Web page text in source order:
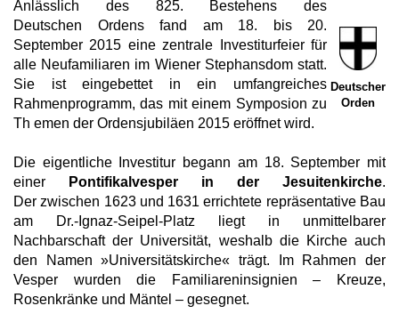
Anlässlich des 825. Bestehens des
Deutschen Ordens fand am 18. bis 20.
September 2015 eine zentrale Investiturfeier für
alle Neufamiliaren im Wiener Stephansdom statt.
Sie ist eingebettet in ein umfangreiches
Rahmenprogramm, das mit einem Symposion zu
Th emen der Ordensjubiläen 2015 eröffnet wird.
Deutscher
Orden
Die eigentliche Investitur begann am 18. September mit
einer
Pontifikalvesper in der Jesuitenkirche.
Der zwischen 1623 und 1631 errichtete repräsentative Bau
am Dr.-Ignaz-Seipel-Platz liegt in unmittelbarer
Nachbarschaft der Universität, weshalb die Kirche auch
den Namen »Universitätskirche« trägt. Im Rahmen der
Vesper wurden die Familiareninsignien – Kreuze,
Rosenkränke und Mäntel – gesegnet.